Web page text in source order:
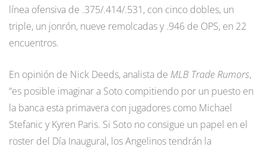
línea ofensiva de .375/.414/.531, con cinco dobles, un
triple, un jonrón, nueve remolcadas y .946 de OPS, en 22
encuentros.
En opinión de Nick Deeds, analista de MLB Trade Rumors,
“es posible imaginar a Soto compitiendo por un puesto en
la banca esta primavera con jugadores como Michael
Stefanic y Kyren Paris. Si Soto no consigue un papel en el
roster del Día Inaugural, los Angelinos tendrán la